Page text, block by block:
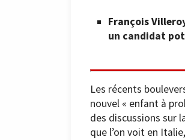
François
un candidat
Les récents
nouvel « enfant à
des discussions sur
que l’on voit en